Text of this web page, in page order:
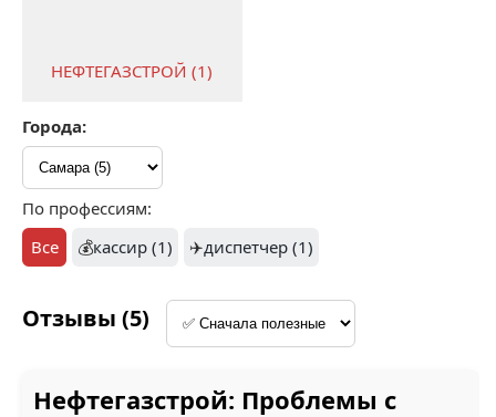
НЕФТЕГАЗСТРОЙ (1)
Города:
По профессиям:
Все
💰кассир (1) ✈️диспетчер (1)
Отзывы (5)
Нефтегазстрой: Проблемы с